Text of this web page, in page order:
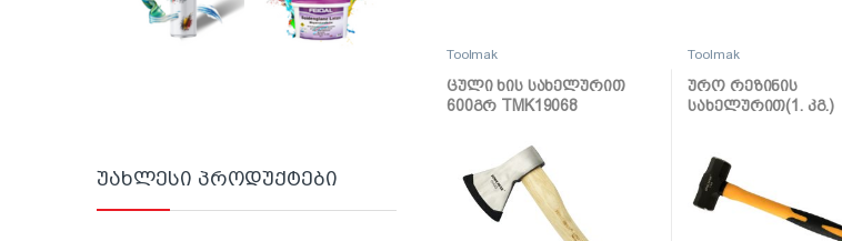
Toolmak
ცული ხის სახელურით
600გრ TMK19068
Toolmak
ურო რეზინის
სახელურით(1. კგ.)
უახლესი პროდუქტები